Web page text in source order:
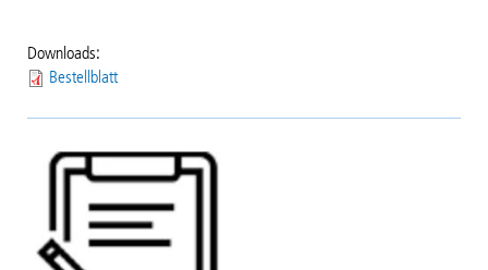
Downloads:
Bestellblatt